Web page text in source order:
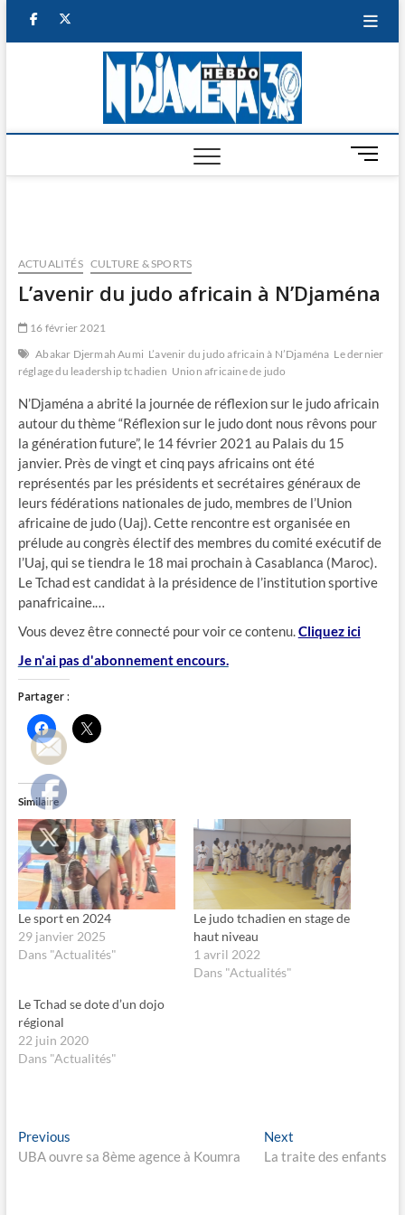
facebook
HEBDO
M
e
t
ACTUALITÉS CULTURE & SPORTS
L’avenir du judo africain à N’Djaména
16 février 2021
Abakar Djermah Aumi L’avenir du judo africain à N’Djaména Le dernier
réglage du leadership tchadien Union africaine de judo
N’Djaména a abrité la journée de réflexion sur le judo africain
autour du thème “Réflexion sur le judo dont nous rêvons pour
la génération future”, le 14 février 2021 au Palais du 15
janvier. Près de vingt et cinq pays africains ont été
représentés par les présidents et secrétaires généraux de
leurs fédérations nationales de judo, membres de l’Union
africaine de judo (Uaj). Cette rencontre est organisée en
prélude au congrès électif des membres du comité exécutif de
l’Uaj, qui se tiendra le 18 mai prochain à Casablanca (Maroc).
Le Tchad est candidat à la présidence de l’institution sportive
panafricaine.…
Vous devez être connecté pour voir ce contenu.Cliquez ici
Je n'ai pas d'abonnement encours.
Partager :
C
l
i
q
u
e
z
p
o
u
r
p
a
r
t
a
g
e
r
s
u
c
e
b
o
o
k
e
a
C
l
o
u
r
p
a
r
t
a
g
e
r
s
u
o
e
d
o
Similaire
Le sport en 2024
29 janvier 2025
Dans "Actualités"
Le judo tchadien en stage de
haut niveau
1 avril 2022
Dans "Actualités"
Le Tchad se dote d’un dojo
régional
22 juin 2020
Dans "Actualités"
Navigation
de
PreviousPrevious
post:
UBA ouvre sa 8ème agence à Koumra
Next
post:
La traite des enfants